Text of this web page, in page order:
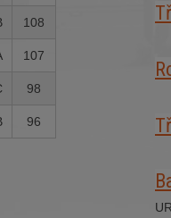
108
107
98
96